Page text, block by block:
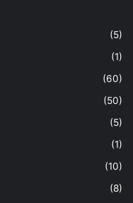
(5)
(1)
(60)
(50)
(5)
(1)
(10)
(8)